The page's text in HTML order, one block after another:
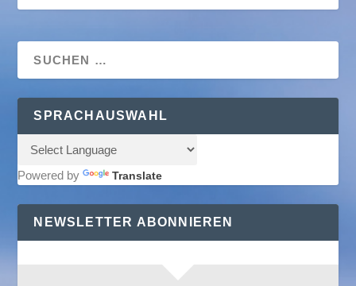
SPRACHAUSWAHL
Powered by Translate
NEWSLETTER ABONNIEREN